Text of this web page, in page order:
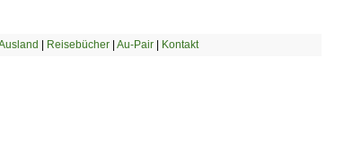
Reisebücher| Au-Pair| Kontakt